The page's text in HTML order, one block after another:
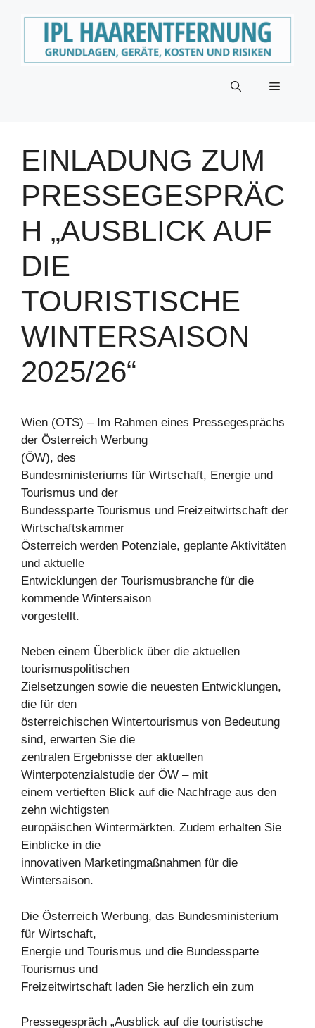
Menü
EINLADUNG ZUM
PRESSEGESPRÄC
H „AUSBLICK AUF
DIE
TOURISTISCHE
WINTERSAISON
2025/26“
Wien (OTS) – Im Rahmen eines Pressegesprächs
der Österreich Werbung
(ÖW), des
Bundesministeriums für Wirtschaft, Energie und
Tourismus und der
Bundessparte Tourismus und Freizeitwirtschaft der
Wirtschaftskammer
Österreich werden Potenziale, geplante Aktivitäten
und aktuelle
Entwicklungen der Tourismusbranche für die
kommende Wintersaison
vorgestellt.
Neben einem Überblick über die aktuellen
tourismuspolitischen
Zielsetzungen sowie die neuesten Entwicklungen,
die für den
österreichischen Wintertourismus von Bedeutung
sind, erwarten Sie die
zentralen Ergebnisse der aktuellen
Winterpotenzialstudie der ÖW – mit
einem vertieften Blick auf die Nachfrage aus den
zehn wichtigsten
europäischen Wintermärkten. Zudem erhalten Sie
Einblicke in die
innovativen Marketingmaßnahmen für die
Wintersaison.
Die Österreich Werbung, das Bundesministerium
für Wirtschaft,
Energie und Tourismus und die Bundessparte
Tourismus und
Freizeitwirtschaft laden Sie herzlich ein zum
Pressegespräch „Ausblick auf die touristische